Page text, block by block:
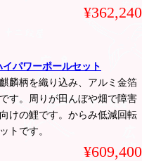
¥362,240
パワーポールセット
麟柄を織り込み、アルミ金箔
す。周りが田んぼや畑で障害
けの鯉です。からみ低減回転
トです。
¥609,400